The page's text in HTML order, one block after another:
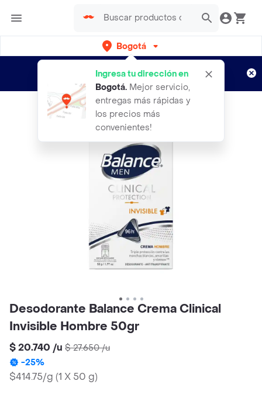
Bogotá
Ingresa tu dirección en
Bogotá. Mejor servicio,
entregas más rápidas y
los precios más
convenientes!
envíos gratis por semanas
Aplican TyC
Desodorante Balance Crema Clinical
Invisible Hombre 50gr
$ 20.740 /u $ 27.650/u
-25%
$414.75/g (1 X 50 g)